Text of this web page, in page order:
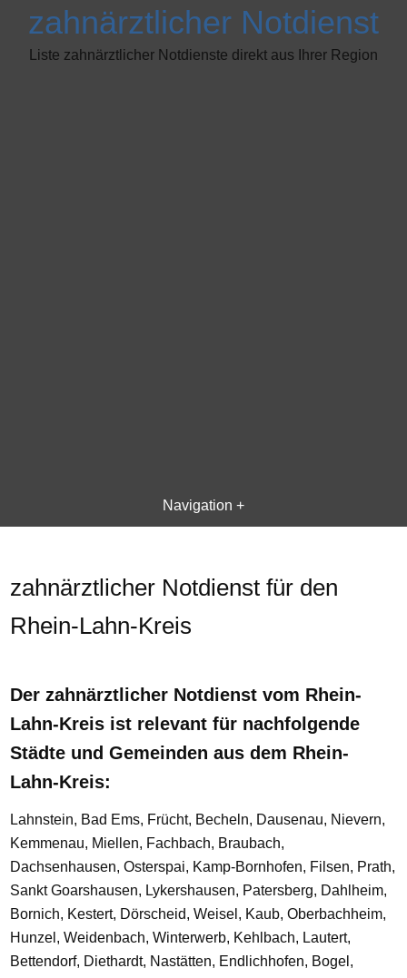
zahnärztlicher Notdienst
Liste zahnärztlicher Notdienste direkt aus Ihrer Region
Navigation +
zahnärztlicher Notdienst für den
Rhein-Lahn-Kreis
Der zahnärztlicher Notdienst vom Rhein-
Lahn-Kreis ist relevant für nachfolgende
Städte und Gemeinden aus dem Rhein-
Lahn-Kreis:
Lahnstein, Bad Ems, Frücht, Becheln, Dausenau, Nievern,
Kemmenau, Miellen, Fachbach, Braubach,
Dachsenhausen, Osterspai, Kamp-Bornhofen, Filsen, Prath,
Sankt Goarshausen, Lykershausen, Patersberg, Dahlheim,
Bornich, Kestert, Dörscheid, Weisel, Kaub, Oberbachheim,
Hunzel, Weidenbach, Winterwerb, Kehlbach, Lautert,
Bettendorf, Diethardt, Nastätten, Endlichhofen, Bogel,